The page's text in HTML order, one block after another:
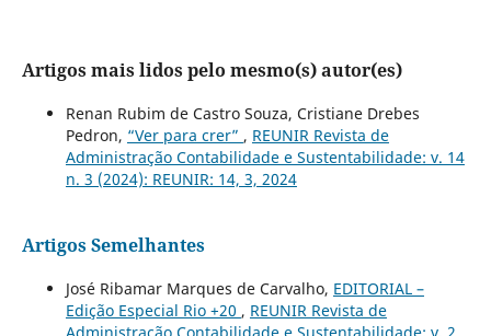
Artigos mais lidos pelo mesmo(s) autor(es)
Renan Rubim de Castro Souza, Cristiane Drebes
Pedron, “Ver para crer” , REUNIR Revista de
Administração Contabilidade e Sustentabilidade: v. 14
n. 3 (2024): REUNIR: 14, 3, 2024
Artigos Semelhantes
José Ribamar Marques de Carvalho, EDITORIAL –
Edição Especial Rio +20 , REUNIR Revista de